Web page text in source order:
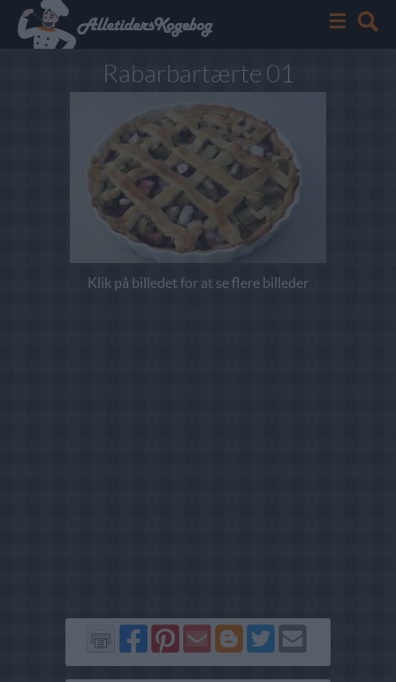
Rabarbartærte 01
Klik på billedet for at se flere billeder
Del
på
Del
på
Send
via
Del
på
Del
på
Send